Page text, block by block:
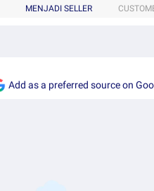
MENJADI SELLER
Add as a preferred source on